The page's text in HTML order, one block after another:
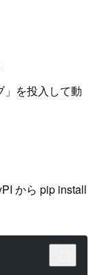
を投入して動
から pip install